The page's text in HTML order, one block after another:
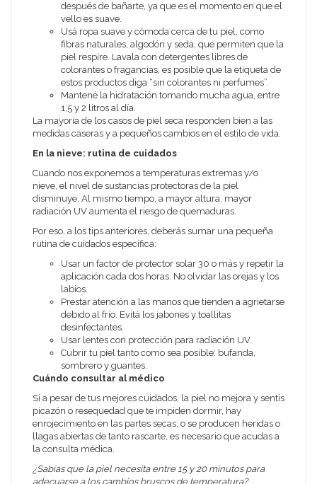
después de bañarte, ya que es el momento en que el
vello es suave.
Usá ropa suave y cómoda cerca de tu piel, como
fibras naturales, algodón y seda, que permiten que la
piel respire. Lavala con detergentes libres de
colorantes o fragancias, es posible que la etiqueta de
estos productos diga “sin colorantes ni perfumes”.
Mantené la hidratación tomando mucha agua, entre
1,5 y 2 litros al día.
La mayoría de los casos de piel seca responden bien a las
medidas caseras y a pequeños cambios en el estilo de vida.
En la nieve: rutina de cuidados
Cuando nos exponemos a temperaturas extremas y/o
nieve, el nivel de sustancias protectoras de la piel
disminuye. Al mismo tiempo, a mayor altura, mayor
radiación UV aumenta el riesgo de quemaduras.
Por eso, a los tips anteriores, deberás sumar una pequeña
rutina de cuidados específica:
Usar un factor de protector solar 30 o más y repetir la
aplicación cada dos horas. No olvidar las orejas y los
labios.
Prestar atención a las manos que tienden a agrietarse
debido al frío. Evitá los jabones y toallitas
desinfectantes.
Usar lentes con protección para radiación UV.
Cubrir tu piel tanto como sea posible: bufanda,
sombrero y guantes.
Cuándo consultar al médico
Si a pesar de tus mejores cuidados, la piel no mejora y sentís
picazón o resequedad que te impiden dormir, hay
enrojecimiento en las partes secas, o se producen heridas o
llagas abiertas de tanto rascarte, es necesario que acudas a
la consulta médica.
¿Sabías que la piel necesita entre 15 y 20 minutos para
adecuarse a los cambios bruscos de temperatura?